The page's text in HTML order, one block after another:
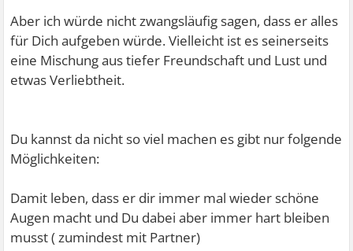
Aber ich würde nicht zwangsläufig sagen, dass er alles
für Dich aufgeben würde. Vielleicht ist es seinerseits
eine Mischung aus tiefer Freundschaft und Lust und
etwas Verliebtheit.
Du kannst da nicht so viel machen es gibt nur folgende
Möglichkeiten:
Damit leben, dass er dir immer mal wieder schöne
Augen macht und Du dabei aber immer hart bleiben
musst ( zumindest mit Partner)